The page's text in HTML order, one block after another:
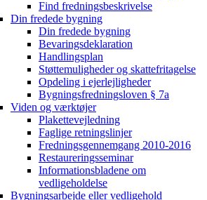
Find fredningsbeskrivelse
Din fredede bygning
Din fredede bygning
Bevaringsdeklaration
Handlingsplan
Støttemuligheder og skattefritagelse
Opdeling i ejerlejligheder
Bygningsfredningsloven § 7a
Viden og værktøjer
Plakettevejledning
Faglige retningslinjer
Fredningsgennemgang 2010-2016
Restaureringsseminar
Informationsbladene om
vedligeholdelse
Bygningsarbejde eller vedligehold